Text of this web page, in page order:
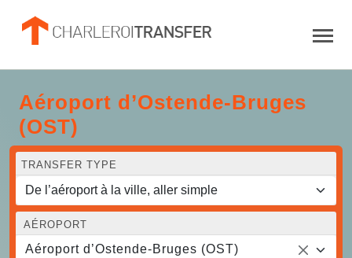
Aéroport d’Ostende-Bruges
(OST)
TRANSFER TYPE
AÉROPORT
Aéroport d’Ostende-Bruges (OST)